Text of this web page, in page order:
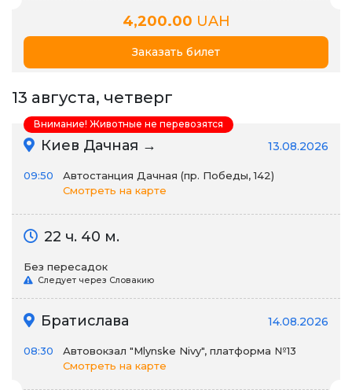
4,200.00 UAH
Заказать билет
13 августа, четверг
Киев Дачная → 13.08.2026
09:50
Автостанция Дачная (пр. Победы, 142)
Смотреть на карте
22 ч. 40 м.
Без пересадок
Следует через Словакию
Братислава 14.08.2026
08:30
Автовокзал "Mlynske Nivy", платформа №13
Смотреть на карте
Внимание! Животные не перевозятся